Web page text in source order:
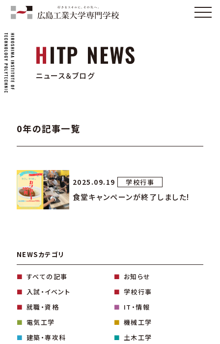
ニュース＆ブログ
0年の記事一覧
2025.09.19 学校行事
食堂キャンペーンが終了しました!
NEWSカテゴリ
すべての記事
お知らせ
入試・イベント
学校行事
就職・資格
IT・情報
電気工学
機械工学
建築・専攻科
土木工学